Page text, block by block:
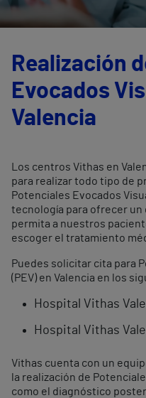
Realización
Evocados
Valencia
Los centros Vithas en
para realizar todo tipo de
Potenciales Evocados
tecnología para ofrecer
permita a nuestros
escoger el tratamiento
Puedes solicitar cita para
(PEV) en Valencia en los
Hospital Vithas
Hospital Vithas
Vithas cuenta con un
la realización de
como el diagnóstico